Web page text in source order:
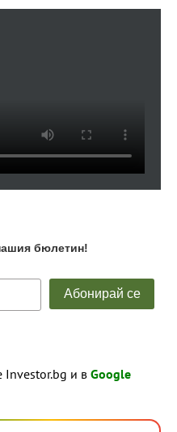
Investor.bg и в Google